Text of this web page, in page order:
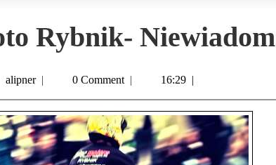
Rybnik- Niewiadom
alipner | 0 Comment | 16:29 |